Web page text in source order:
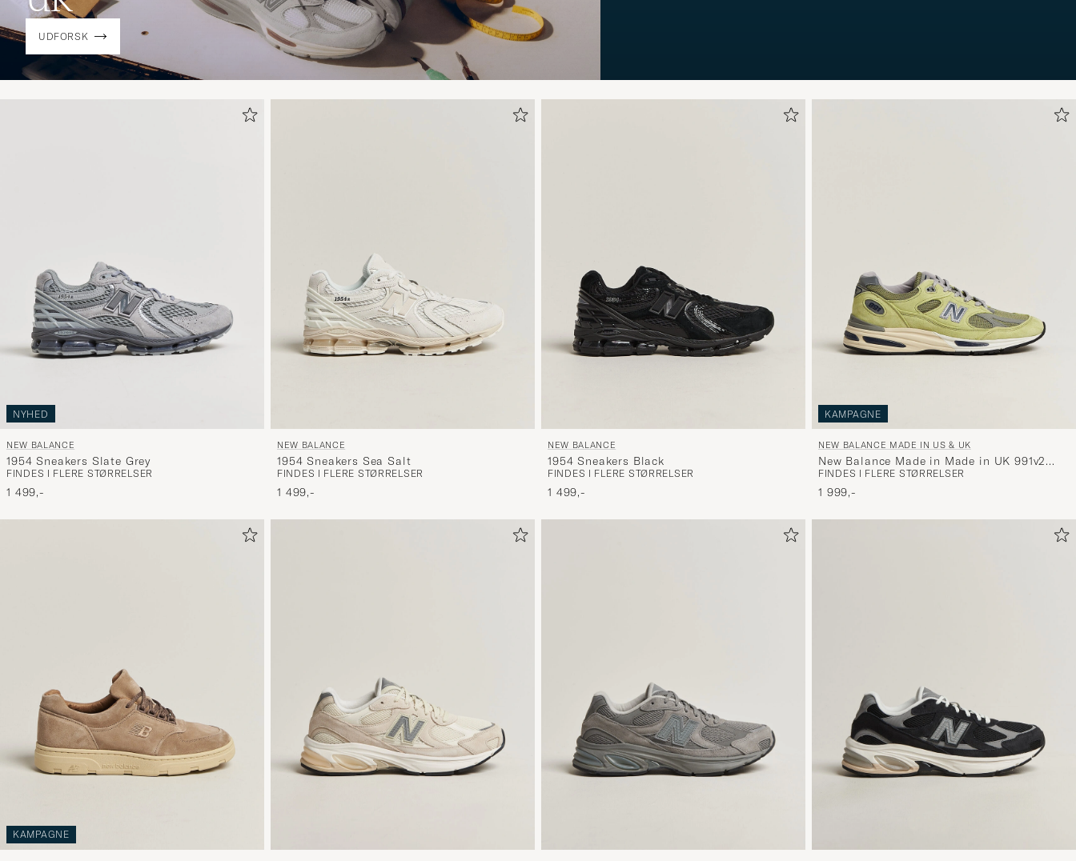
NYHED
NEW BALANCE
1954 Sneakers Slate Grey
FINDES I FLERE STØRRELSER
1 499,-
NEW BALANCE
1954 Sneakers Sea Salt
FINDES I FLERE STØRRELSER
1 499,-
NEW BALANCE
1954 Sneakers Black
FINDES I FLERE STØRRELSER
1 499,-
KAMPAGNE
NEW BALANCE MADE IN US & UK
New Balance Made in Made in UK 991v2
Green Banana
FINDES I FLERE STØRRELSER
1 999,-
KAMPAGNE
UDFORSK